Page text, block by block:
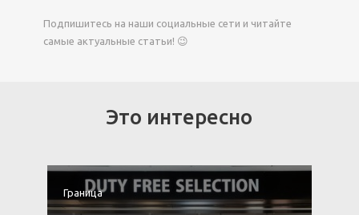
Подпишитесь на наши социальные сети и читайте
самые актуальные статьи! 😉
Это интересно
Граница